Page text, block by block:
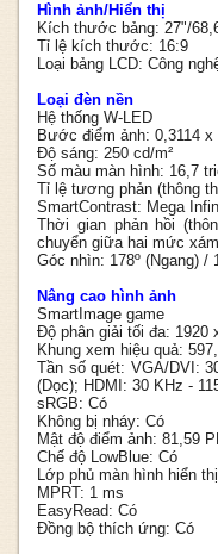
Hình ảnh/Hiển thị
Kích thước bảng: 27"/
Tỉ lệ kích thước: 16:9
Loại bảng LCD: Công
Loại đèn nền
Hệ thống W-LED
Bước điểm ảnh: 0,3114 x
Độ sáng: 250 cd/m²
Số màu màn hình: 16,7
Tỉ lệ tương phản (thông
SmartContrast: Mega
Thời gian phản hồi
chuyển giữa hai mức
Góc nhìn: 178º (Ngang) /
Nâng cao hình ảnh
SmartImage game
Độ phân giải tối đa: 1920
Khung xem hiệu quả:
Tần số quét: VGA/DVI:
(Dọc); HDMI: 30 KHz -
sRGB: Có
Không bị nháy: Có
Mật độ điểm ảnh: 81,59
Chế độ LowBlue: Có
Lớp phủ màn hình hiển
MPRT: 1 ms
EasyRead: Có
Đồng bộ thích ứng: Có